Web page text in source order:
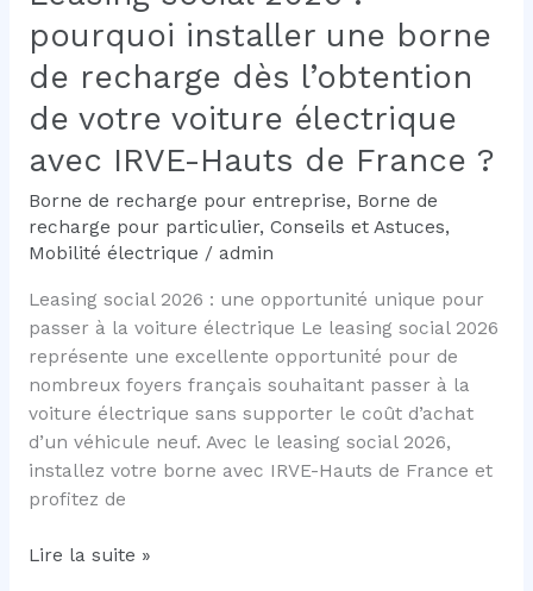
problème
pourquoi installer une borne
de recharge dès l’obtention
de votre voiture électrique
avec IRVE-Hauts de France ?
Borne de recharge pour entreprise, Borne de
recharge pour particulier, Conseils et Astuces,
Mobilité électrique / admin
Leasing social 2026 : une opportunité unique pour
passer à la voiture électrique Le leasing social 2026
représente une excellente opportunité pour de
nombreux foyers français souhaitant passer à la
voiture électrique sans supporter le coût d’achat
d’un véhicule neuf. Avec le leasing social 2026,
installez votre borne avec IRVE-Hauts de France et
profitez de
Leasing
Lire la suite »